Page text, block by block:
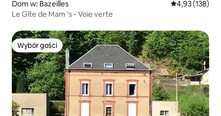
Dom w: Bazeilles Średnia
4,93 (138)
Le Gîte de Mam 's - Voie verte
Wybór gości
Wybór gości